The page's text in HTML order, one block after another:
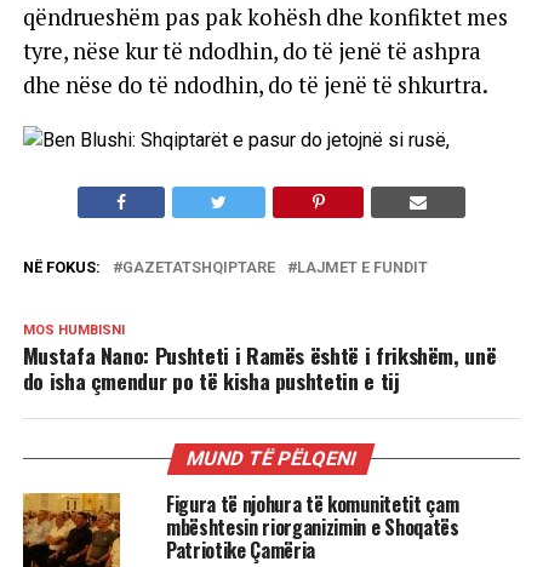
qëndrueshëm pas pak kohësh dhe konfiktet mes
tyre, nëse kur të ndodhin, do të jenë të ashpra
dhe nëse do të ndodhin, do të jenë të shkurtra.
NË FOKUS: GAZETATSHQIPTARE LAJMET E FUNDIT
MOS HUMBISNI
Mustafa Nano: Pushteti i Ramës është i frikshëm, unë
do isha çmendur po të kisha pushtetin e tij
MUND TË PËLQENI
Figura të njohura të komunitetit çam
mbështesin riorganizimin e Shoqatës
Patriotike Çamëria